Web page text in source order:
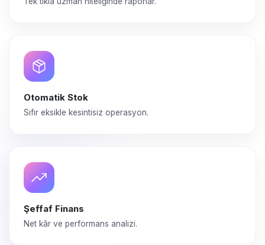
Otomatik Stok
Sıfır eksikle kesintisiz operasyon.
Şeffaf Finans
Net kâr ve performans analizi.